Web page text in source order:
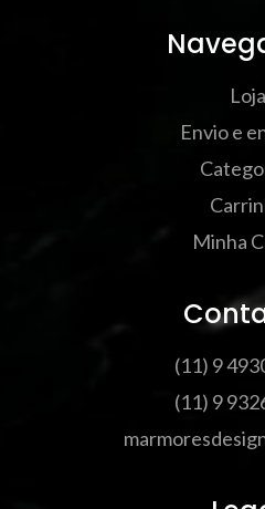
Loja
Envio e
Minha
(11) 9
(11) 9